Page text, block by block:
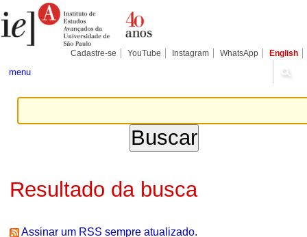
para
conteúdo.
Pessoais
Cadastre-se YouTube Instagram WhatsApp English
menu
Resultado da busca
Assinar um RSS sempre atualizado.